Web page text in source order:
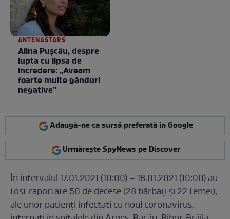
ANTENASTARS
Alina Pușcău, despre
lupta cu lipsa de
încredere: „Aveam
foarte multe gânduri
negative”
Adaugă-ne ca sursă preferată în Google
Urmărește SpyNews pe Discover
În intervalul 17.01.2021 (10:00) – 18.01.2021 (10:00) au
fost raportate 50 de decese (28 bărbați și 22 femei),
ale unor pacienți infectați cu noul coronavirus,